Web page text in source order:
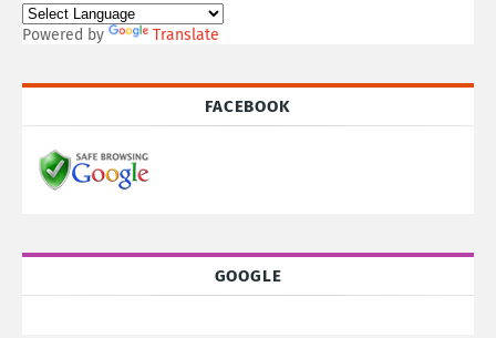
Powered by Translate
FACEBOOK
GOOGLE